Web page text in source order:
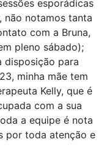
esporádicas
não notamos tanta
com a Bruna,
pleno sábado);
disposição para
minha mãe tem
Kelly, que é
com a sua
a equipe é nota
por toda atenção e